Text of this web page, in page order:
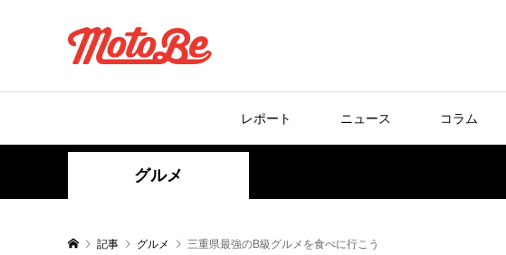
レポート ニュース コラム
グルメ
記事 グルメ 三重県最強のB級グルメを食べに行こう